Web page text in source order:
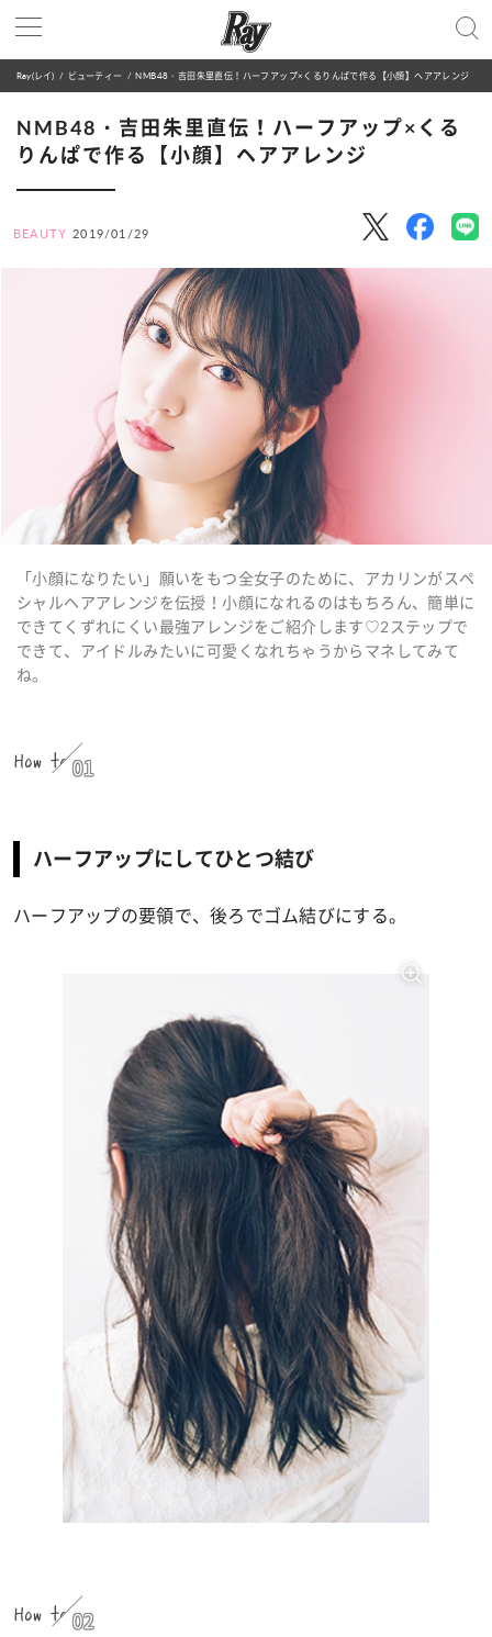
Ray(レイ) ビューティー NMB48・吉田朱里直伝！ハーフアップ×くるりんぱで作る【小顔】ヘアアレンジ
NMB48・吉田朱里直伝！ハーフアップ×くる
りんぱで作る【小顔】ヘアアレンジ
BEAUTY 2019/01/29
「小顔になりたい」願いをもつ全女子のために、アカリンがスペ
シャルヘアアレンジを伝授！小顔になれるのはもちろん、簡単に
できてくずれにくい最強アレンジをご紹介します♡2ステップで
できて、アイドルみたいに可愛くなれちゃうからマネしてみて
ね。
How to 01
ハーフアップにしてひとつ結び
ハーフアップの要領で、後ろでゴム結びにする。
How to 02